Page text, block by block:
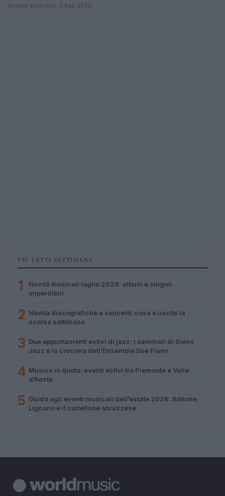
Andrea Innocenti · 1 Ago 2026
PIÙ LETTI SETTIMANA
1
Novità musicali luglio 2026: album e singoli
imperdibili
2 Novità discografiche e concerti: cosa è uscito la
scorsa settimana
3 Due appuntamenti estivi di jazz: i seminari di Siena
Jazz e la crociera dell’Ensemble Due Fiumi
4 Musica in quota: eventi estivi tra Piemonte e Valle
d’Aosta
5 Guida agli eventi musicali dell’estate 2026: Bibione,
Lignano e il cartellone abruzzese